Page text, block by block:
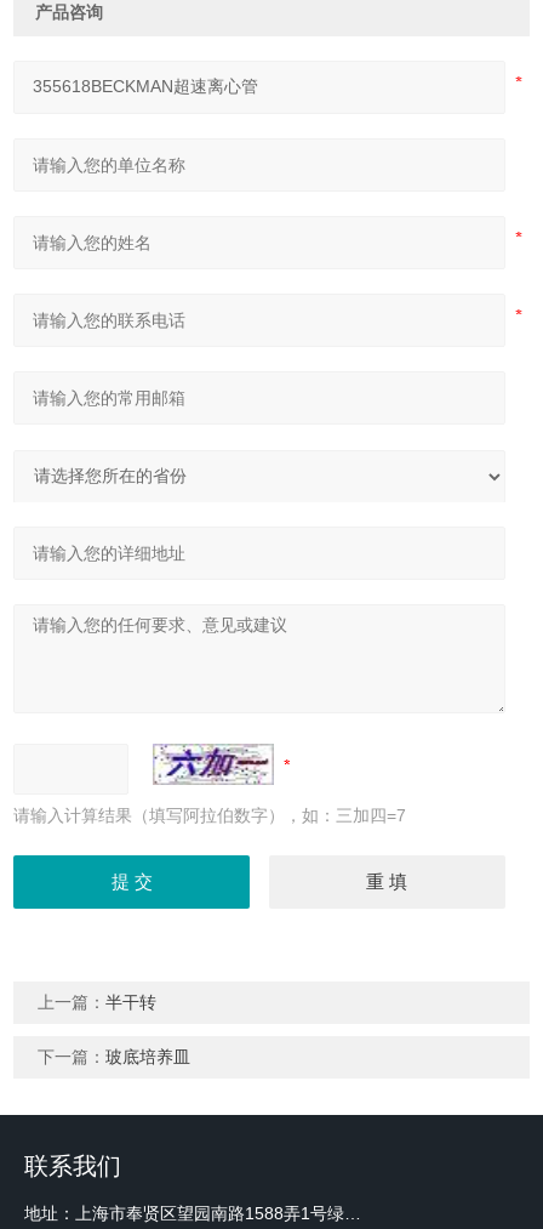
产品咨询
请输入计算结果（填写阿拉伯数字），如：三加四=7
上一篇：半干转
下一篇：玻底培养皿
联系我们